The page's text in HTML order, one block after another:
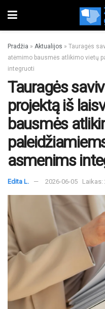
Pradžia » Aktualijos » Tauragės
atėmimo bausmės atlikimo vietų
integruoti
Tauragės
projektą iš
bausmės
asmenims
Edita L. 2026-06-05 Laikas: